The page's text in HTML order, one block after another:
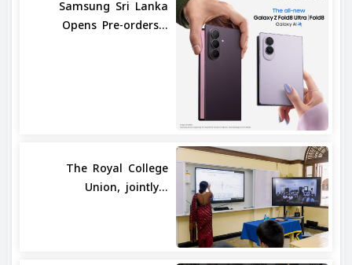
Samsung Sri Lanka
Opens Pre-orders...
The Royal College
Union, jointly...